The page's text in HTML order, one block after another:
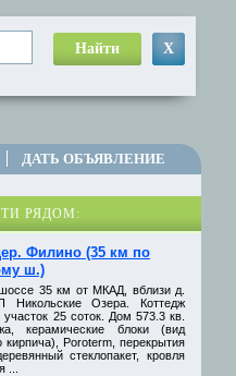
ДАТЬ ОБЪЯВЛЕНИЕ
Найти X
РЯДОМ:
Филино (35 км по
ш.)
35 км от МКАД, вблизи д.
Никольские Озера. Коттедж
25 соток. Дом 573.3 кв.
керамические блоки (вид
кирпича), Poroterm, перекрытия
стеклопакет, кровля
...